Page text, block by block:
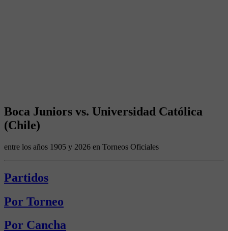
Boca Juniors vs. Universidad Católica
(Chile)
entre los años 1905 y 2026 en Torneos Oficiales
Partidos
Por Torneo
Por Cancha